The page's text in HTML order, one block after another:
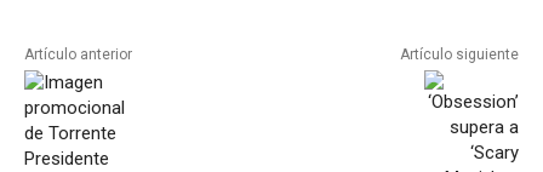
Artículo anterior Artículo siguiente